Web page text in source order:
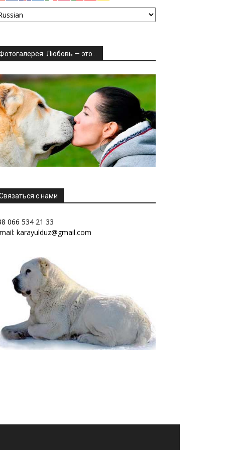
Любовь — это…
с нами
066 534 21 33
karayulduz@gmail.com